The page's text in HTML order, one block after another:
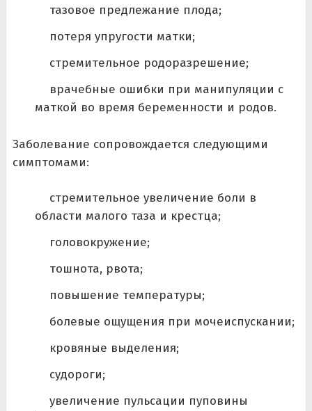
тазовое предлежание плода;
потеря упругости матки;
стремительное родоразрешение;
врачебные ошибки при манипуляции с
маткой во время беременности и родов.
Заболевание сопровождается следующими
симптомами:
стремительное увеличение боли в
области малого таза и крестца;
головокружение;
тошнота, рвота;
повышение температуры;
болевые ощущения при мочеиспускании;
кровяные выделения;
судороги;
увеличение пульсации пуповины